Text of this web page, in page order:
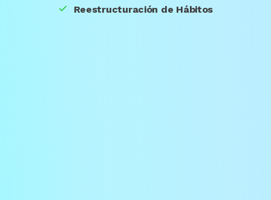
Reestructuración de Hábitos